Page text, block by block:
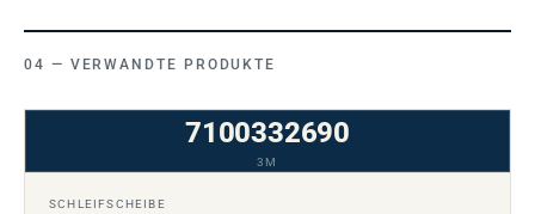
VERWANDTE PRODUKTE
7100332690
3M
SCHLEIFSCHEIBE